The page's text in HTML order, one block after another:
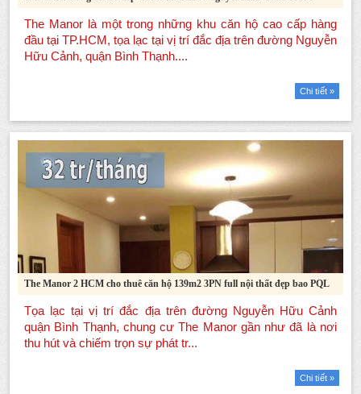
Chi tiết »
The Manor 2 HCM cho thuê căn hộ 139m2 3PN full nội thất đẹp bao PQL
Chi tiết »